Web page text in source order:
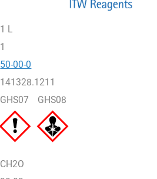
1 L
1
50-00-0
141328.1211
GHS07 GHS08
CH2O